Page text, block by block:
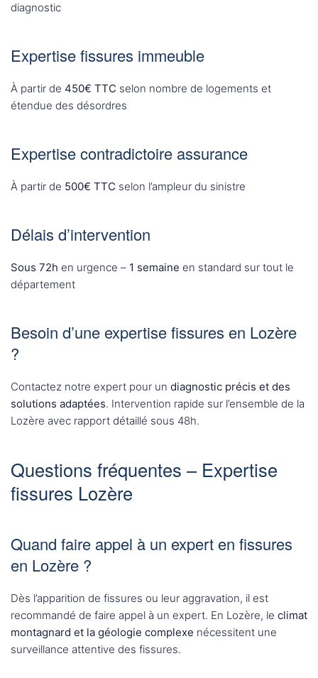
diagnostic
Expertise fissures immeuble
À partir de 450€ TTC selon nombre de logements et
étendue des désordres
Expertise contradictoire assurance
À partir de 500€ TTC selon l’ampleur du sinistre
Délais d’intervention
Sous 72h en urgence – 1 semaine en standard sur tout le
département
Besoin d’une expertise fissures en Lozère
?
Contactez notre expert pour un diagnostic précis et des
solutions adaptées. Intervention rapide sur l’ensemble de la
Lozère avec rapport détaillé sous 48h.
Questions fréquentes – Expertise
fissures Lozère
Quand faire appel à un expert en fissures
en Lozère ?
Dès l’apparition de fissures ou leur aggravation, il est
recommandé de faire appel à un expert. En Lozère, le climat
montagnard et la géologie complexe nécessitent une
surveillance attentive des fissures.